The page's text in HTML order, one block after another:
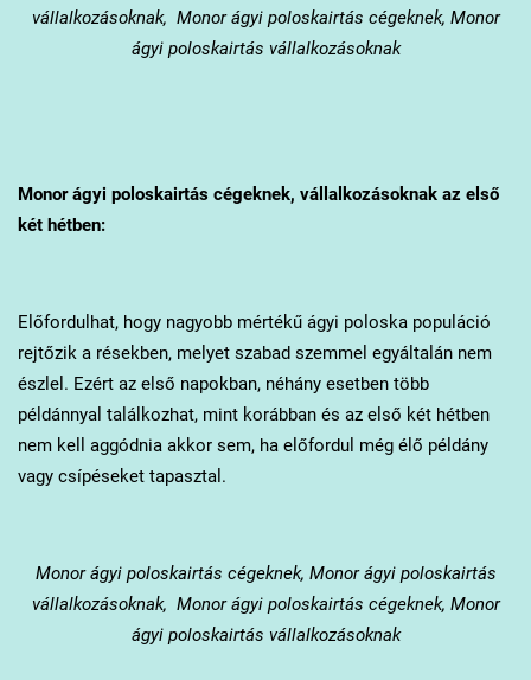
vállalkozásoknak, Monor ágyi poloskairtás cégeknek, Monor
ágyi poloskairtás vállalkozásoknak
Monorágyi poloskairtás cégeknek, vállalkozásoknak az első
két hétben:
Előfordulhat, hogy nagyobb mértékű ágyi poloska populáció
rejtőzik a résekben, melyet szabad szemmel egyáltalán nem
észlel. Ezért az első napokban, néhány esetben több
példánnyal találkozhat, mint korábban és az első két hétben
nem kell aggódnia akkor sem, ha előfordul még élő példány
vagy csípéseket tapasztal.
Monorágyi poloskairtás cégeknek, Monor ágyi poloskairtás
vállalkozásoknak, Monor ágyi poloskairtás cégeknek, Monor
ágyi poloskairtás vállalkozásoknak